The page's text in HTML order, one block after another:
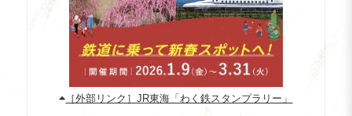
［外部リンク］JR東海「わく鉄スタンプラリー」